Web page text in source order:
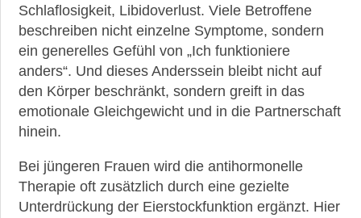
Schlaflosigkeit, Libidoverlust. Viele Betroffene
beschreiben nicht einzelne Symptome, sondern
ein generelles Gefühl von „Ich funktioniere
anders“. Und dieses Anderssein bleibt nicht auf
den Körper beschränkt, sondern greift in das
emotionale Gleichgewicht und in die Partnerschaft
hinein.
Bei jüngeren Frauen wird die antihormonelle
Therapie oft zusätzlich durch eine gezielte
Unterdrückung der Eierstockfunktion ergänzt. Hier